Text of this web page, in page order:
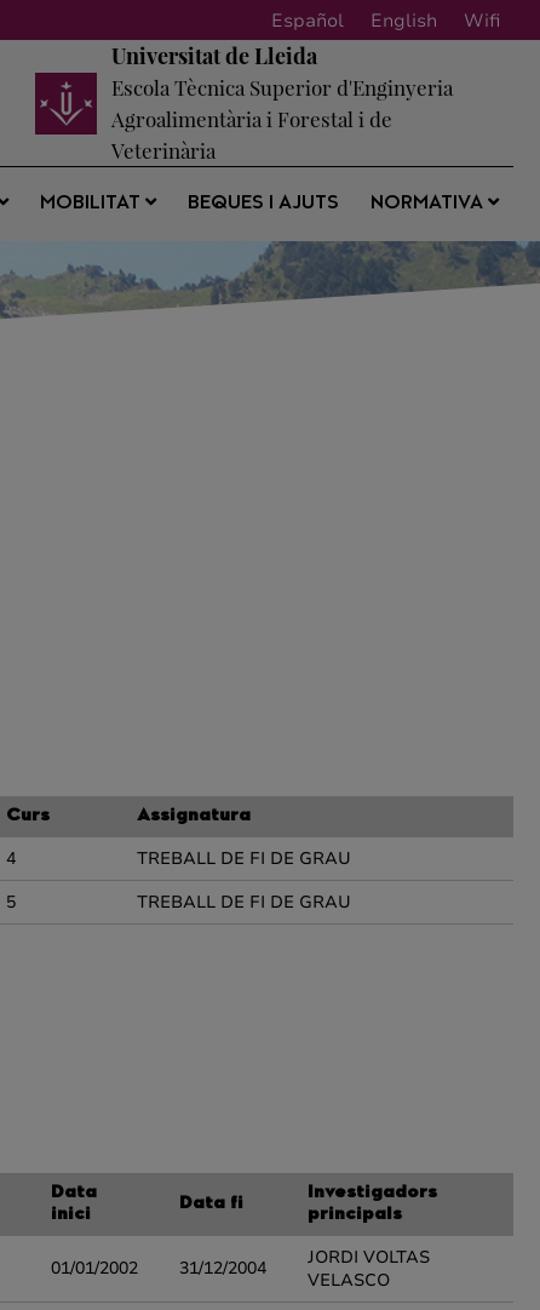
Español English Wifi
Universitat de Lleida
Escola Tècnica Superior d'Enginyeria
Agroalimentària i Forestal i de
Veterinària
MOBILITAT BEQUES I AJUTS NORMATIVA
Curs Assignatura
4
TREBALL DE FI DE GRAU
5 TREBALL DE FI DE GRAU
Data
inici
Data fi
Investigadors
principals
01/01/2002 31/12/2004
JORDI VOLTAS
VELASCO